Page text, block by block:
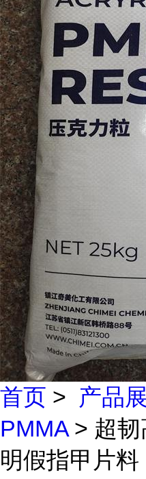
首页 > 产品
PMMA> 超韧
明假指甲片料